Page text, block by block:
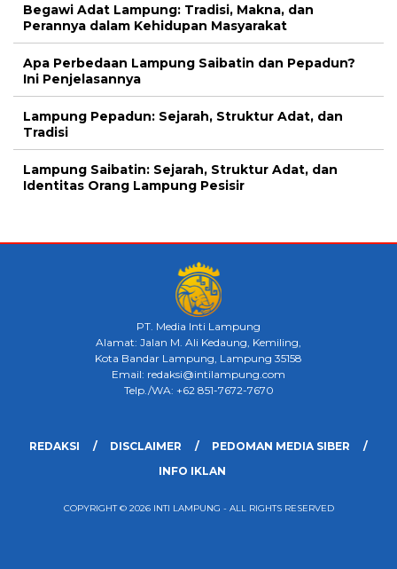
Begawi Adat Lampung: Tradisi, Makna, dan
Perannya dalam Kehidupan Masyarakat
Apa Perbedaan Lampung Saibatin dan Pepadun?
Ini Penjelasannya
Lampung Pepadun: Sejarah, Struktur Adat, dan
Tradisi
Lampung Saibatin: Sejarah, Struktur Adat, dan
Identitas Orang Lampung Pesisir
PT. Media Inti Lampung
Alamat: Jalan M. Ali Kedaung, Kemiling,
Kota Bandar Lampung, Lampung 35158
Email: redaksi@intilampung.com
Telp./WA: +62 851-7672-7670
REDAKSI DISCLAIMER
PEDOMAN MEDIA SIBER
INFO IKLAN
COPYRIGHT © 2026 INTI LAMPUNG - ALL RIGHTS RESERVED